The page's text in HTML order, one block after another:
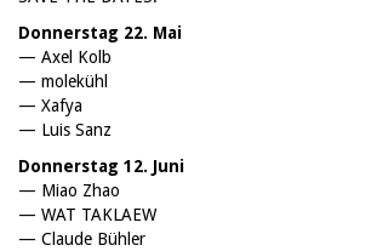
Donnerstag 22. Mai
— Axel Kolb
— molekühl
— Xafya
— Luis Sanz
Donnerstag 12. Juni
— Miao Zhao
— WAT TAKLAEW
— Claude Bühler